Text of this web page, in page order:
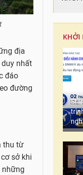
địa
nhất
đáo
đường
thu từ
sở khi
những
KHỞI